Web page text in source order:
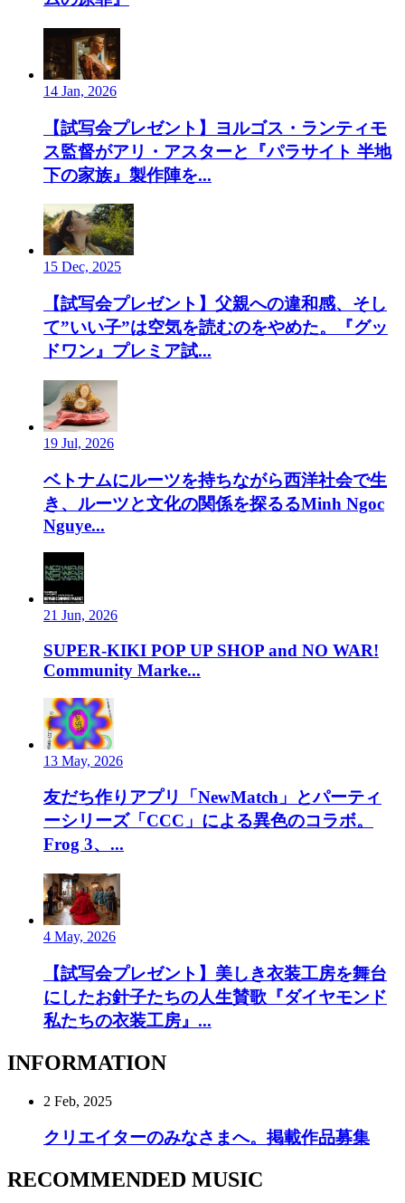
14 Jan, 2026
【試写会プレゼント】ヨルゴス・ランティモ
ス監督がアリ・アスターと『パラサイト 半地
下の家族』製作陣を...
15 Dec, 2025
【試写会プレゼント】父親への違和感、そし
て”いい子”は空気を読むのをやめた。『グッ
ドワン』プレミア試...
19 Jul, 2026
ベトナムにルーツを持ちながら西洋社会で生
き、ルーツと文化の関係を探るるMinh Ngoc
Nguye...
21 Jun, 2026
SUPER-KIKI POP UP SHOP and NO WAR!
Community Marke...
13 May, 2026
友だち作りアプリ「NewMatch」とパーティ
ーシリーズ「CCC」による異色のコラボ。
Frog 3、...
4 May, 2026
【試写会プレゼント】美しき衣装工房を舞台
にしたお針子たちの人生賛歌『ダイヤモンド
私たちの衣装工房』...
INFORMATION
2 Feb, 2025
クリエイターのみなさまへ。掲載作品募集
RECOMMENDED MUSIC